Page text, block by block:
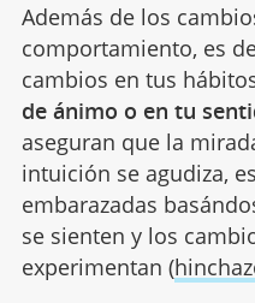
Además de los
comportamiento, es
cambios en tus
de ánimo o en tu
aseguran que la
intuición se agudiza,
embarazadas
se sienten y los
experimentan (